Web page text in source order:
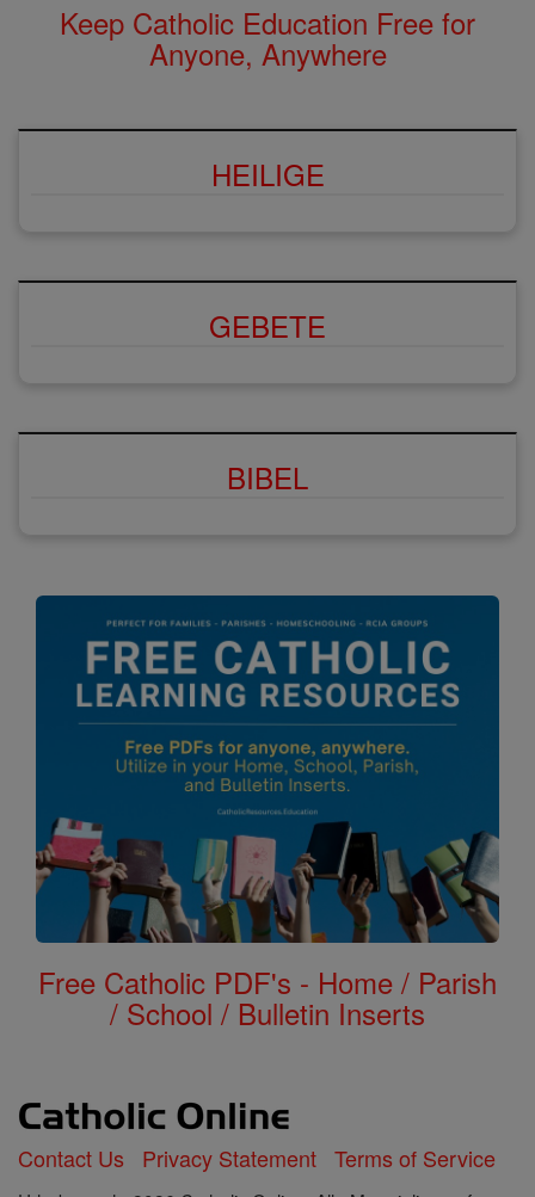
Keep Catholic Education Free for
Anyone, Anywhere
HEILIGE
GEBETE
BIBEL
Free Catholic PDF's - Home / Parish
/ School / Bulletin Inserts
Contact Us Privacy Statement Terms of Service